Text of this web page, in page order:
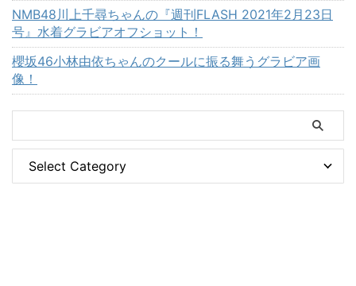
NMB48川上千尋ちゃんの『週刊FLASH 2021年2月23日
号』水着グラビアオフショット！
櫻坂46小林由依ちゃんのクールに振る舞うグラビア画
像！